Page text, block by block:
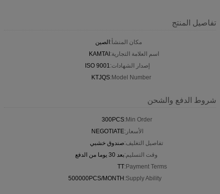
تفاصيل المنتج
مكان المنشأ:الصين
اسم العلامة التجارية:KAMTAI
إصدار الشهادات:ISO 9001
Model Number:
KTJQS
شروط الدفع والشحن
Min Order:
300PCS
الأسعار:NEGOTIATE
تفاصيل التغليف:صندوق خشبي
وقت التسليم:بعد 30 يوما من الدفع
Payment Terms:
TT
Supply Ability:
500000PCS/MONTH